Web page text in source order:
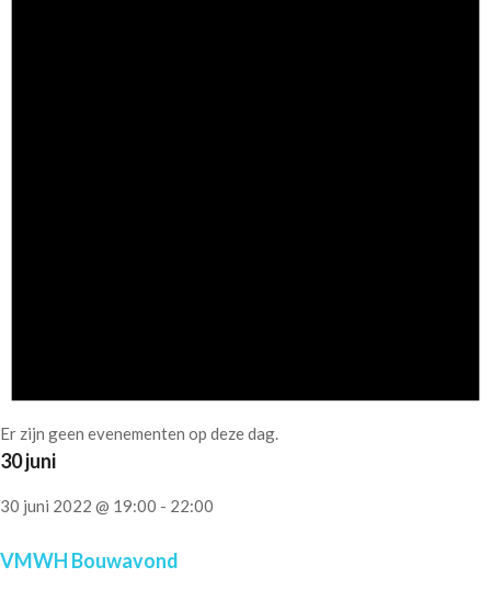
Er zijn geen evenementen op deze dag.
30 juni
30 juni 2022 @ 19:00 - 22:00
VMWH Bouwavond